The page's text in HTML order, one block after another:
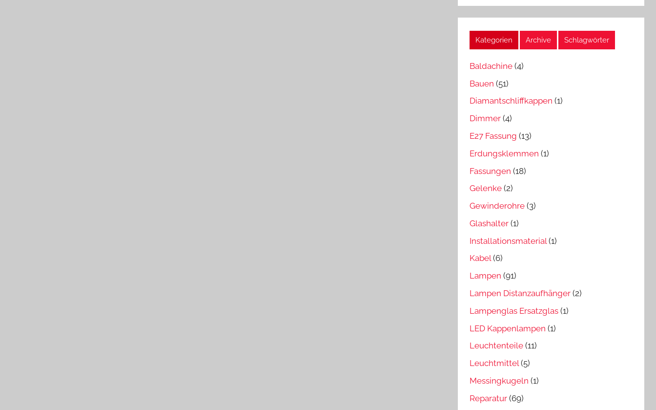
Kategorien Archive Schlagwörter
Baldachine (4)
Bauen (51)
Diamantschliffkappen (1)
Dimmer (4)
E27 Fassung (13)
Erdungsklemmen (1)
Fassungen (18)
Gelenke (2)
Gewinderohre (3)
Glashalter (1)
Installationsmaterial (1)
Kabel(6)
Lampen (91)
Lampen Distanzaufhänger (2)
Lampenglas Ersatzglas (1)
LED Kappenlampen (1)
Leuchtenteile (11)
Leuchtmittel(5)
Messingkugeln (1)
Reparatur (69)